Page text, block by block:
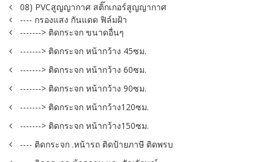
08) PVCสูญญากาศ สติ๊กเกอร์สูญญากาศ
---- กรองแสง กันแดด ฟิล์มฝ้า
-------> ติดกระจก ขนาดอื่นๆ
-------> ติดกระจก หน้ากว้าง 45ซม.
-------> ติดกระจก หน้ากว้าง 60ซม.
-------> ติดกระจก หน้ากว้าง 90ซม.
-------> ติดกระจก หน้ากว้าง120ซม.
-------> ติดกระจก หน้ากว้าง150ซม.
---- ติดกระจก .หน้ารถ ติดป้ายภาษี ติดพรบ